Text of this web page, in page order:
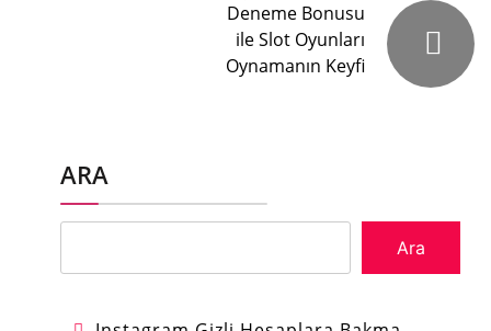
Deneme Bonusu
ile Slot Oyunları
Oynamanın Keyfi
ARA
Ara